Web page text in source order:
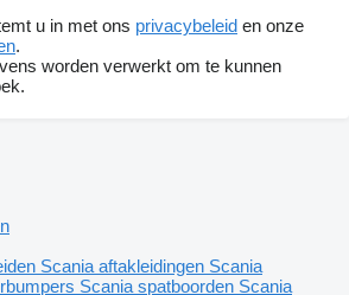
u in met ons privacybeleid en onze
.
worden verwerkt om te kunnen
Scania aftakleidingen Scania
Scania spatboorden Scania